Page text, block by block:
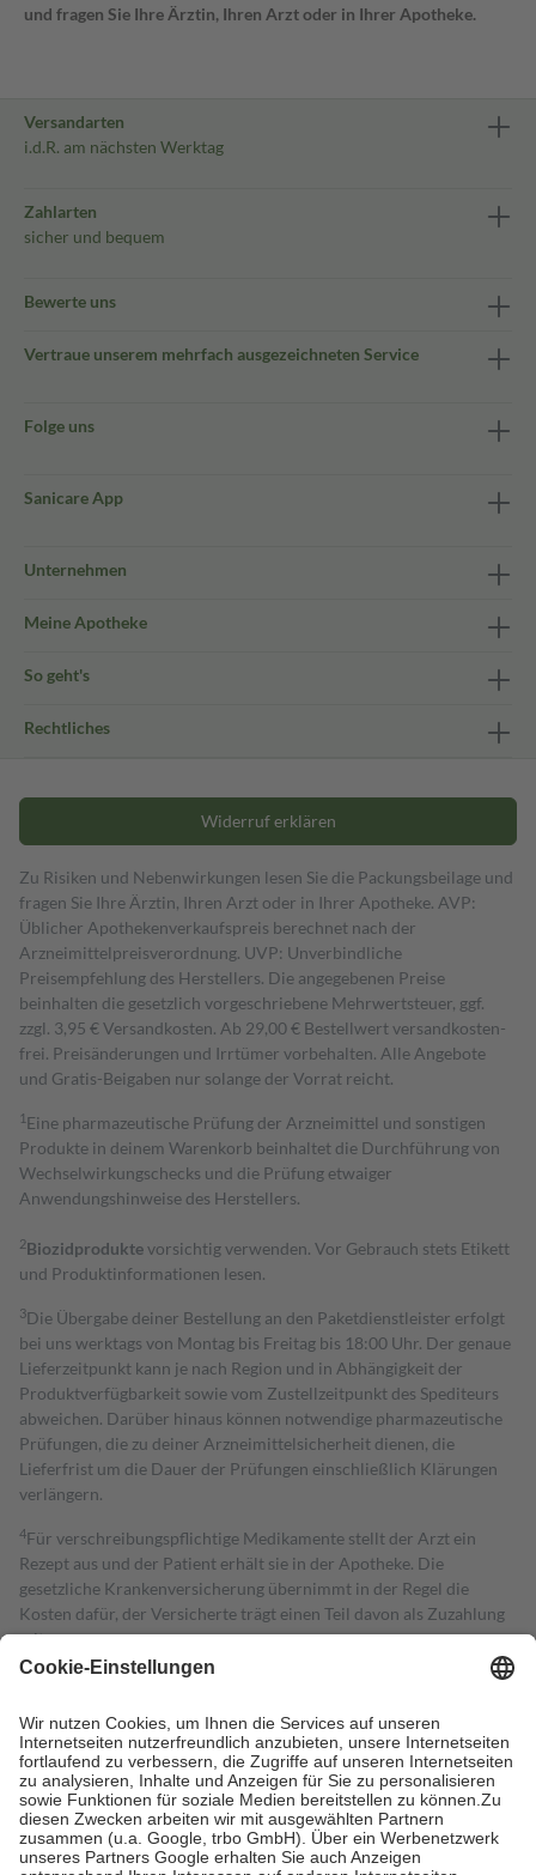
und fragen Sie Ihre Ärztin, Ihren Arzt oder in Ihrer Apotheke.
Versandarten
i.d.R. am nächsten Werktag
Zahlarten
sicher und bequem
Bewerte uns
Vertraue unserem mehrfach ausgezeichneten Service
Folge uns
Sanicare App
Unternehmen
Meine Apotheke
So geht's
Rechtliches
Widerruf erklären
Zu Risiken und Nebenwirkungen lesen Sie die Packungsbeilage und
fragen Sie Ihre Ärztin, Ihren Arzt oder in Ihrer Apotheke. AVP:
Üblicher Apothekenverkaufspreis berechnet nach der
Arzneimittelpreisverordnung. UVP: Unverbindliche
Preisempfehlung des Herstellers. Die angegebenen Preise
beinhalten die gesetzlich vorgeschriebene Mehrwertsteuer, ggf.
zzgl. 3,95 € Versandkosten. Ab 29,00 € Bestell­wert versand­kosten­
frei. Preisänderungen und Irrtümer vorbehalten. Alle Angebote
und Gratis-Beigaben nur solange der Vorrat reicht.
1 Eine pharmazeutische Prüfung der Arzneimittel und sonstigen
Produkte in deinem Warenkorb beinhaltet die Durchführung von
Wechselwirkungschecks und die Prüfung etwaiger
Anwendungshinweise des Herstellers.
2Biozidproduktevorsichtig verwenden. Vor Gebrauch stets Etikett
und Produktinformationen lesen.
3Die Übergabe deiner Bestellung an den Paketdienstleister erfolgt
bei uns werktags von Montag bis Freitag bis 18:00 Uhr. Der genaue
Lieferzeitpunkt kann je nach Region und in Abhängigkeit der
Produktverfügbarkeit sowie vom Zustellzeitpunkt des Spediteurs
abweichen. Darüber hinaus können notwendige pharmazeutische
Prüfungen, die zu deiner Arzneimittelsicherheit dienen, die
Lieferfrist um die Dauer der Prüfungen einschließlich Klärungen
verlängern.
4Für verschreibungspflichtige Medikamente stellt der Arzt ein
Rezept aus und der Patient erhält sie in der Apotheke. Die
gesetzliche Krankenversicherung übernimmt in der Regel die
Kosten dafür, der Versicherte trägt einen Teil davon als Zuzahlung
mit.
Grundsätzlich leisten Mitglieder Zuzahlungen in Höhe von zehn
höchstens zehn Euro.
Es sind jedoch nie mehr als die tatsächlichen
Kosten der Leistung zu entrichten.
Diese Regeln gelten grundsätzlich auch für Online-Apotheken.
Bei Heilmitteln und häuslicher Krankenpflege beträgt die
Zuzahlung zehn Prozent der Kosten sowie zehn Euro je
Verordnung.
Um das Engagement der Versicherten für ihre eigene Gesundheit zu